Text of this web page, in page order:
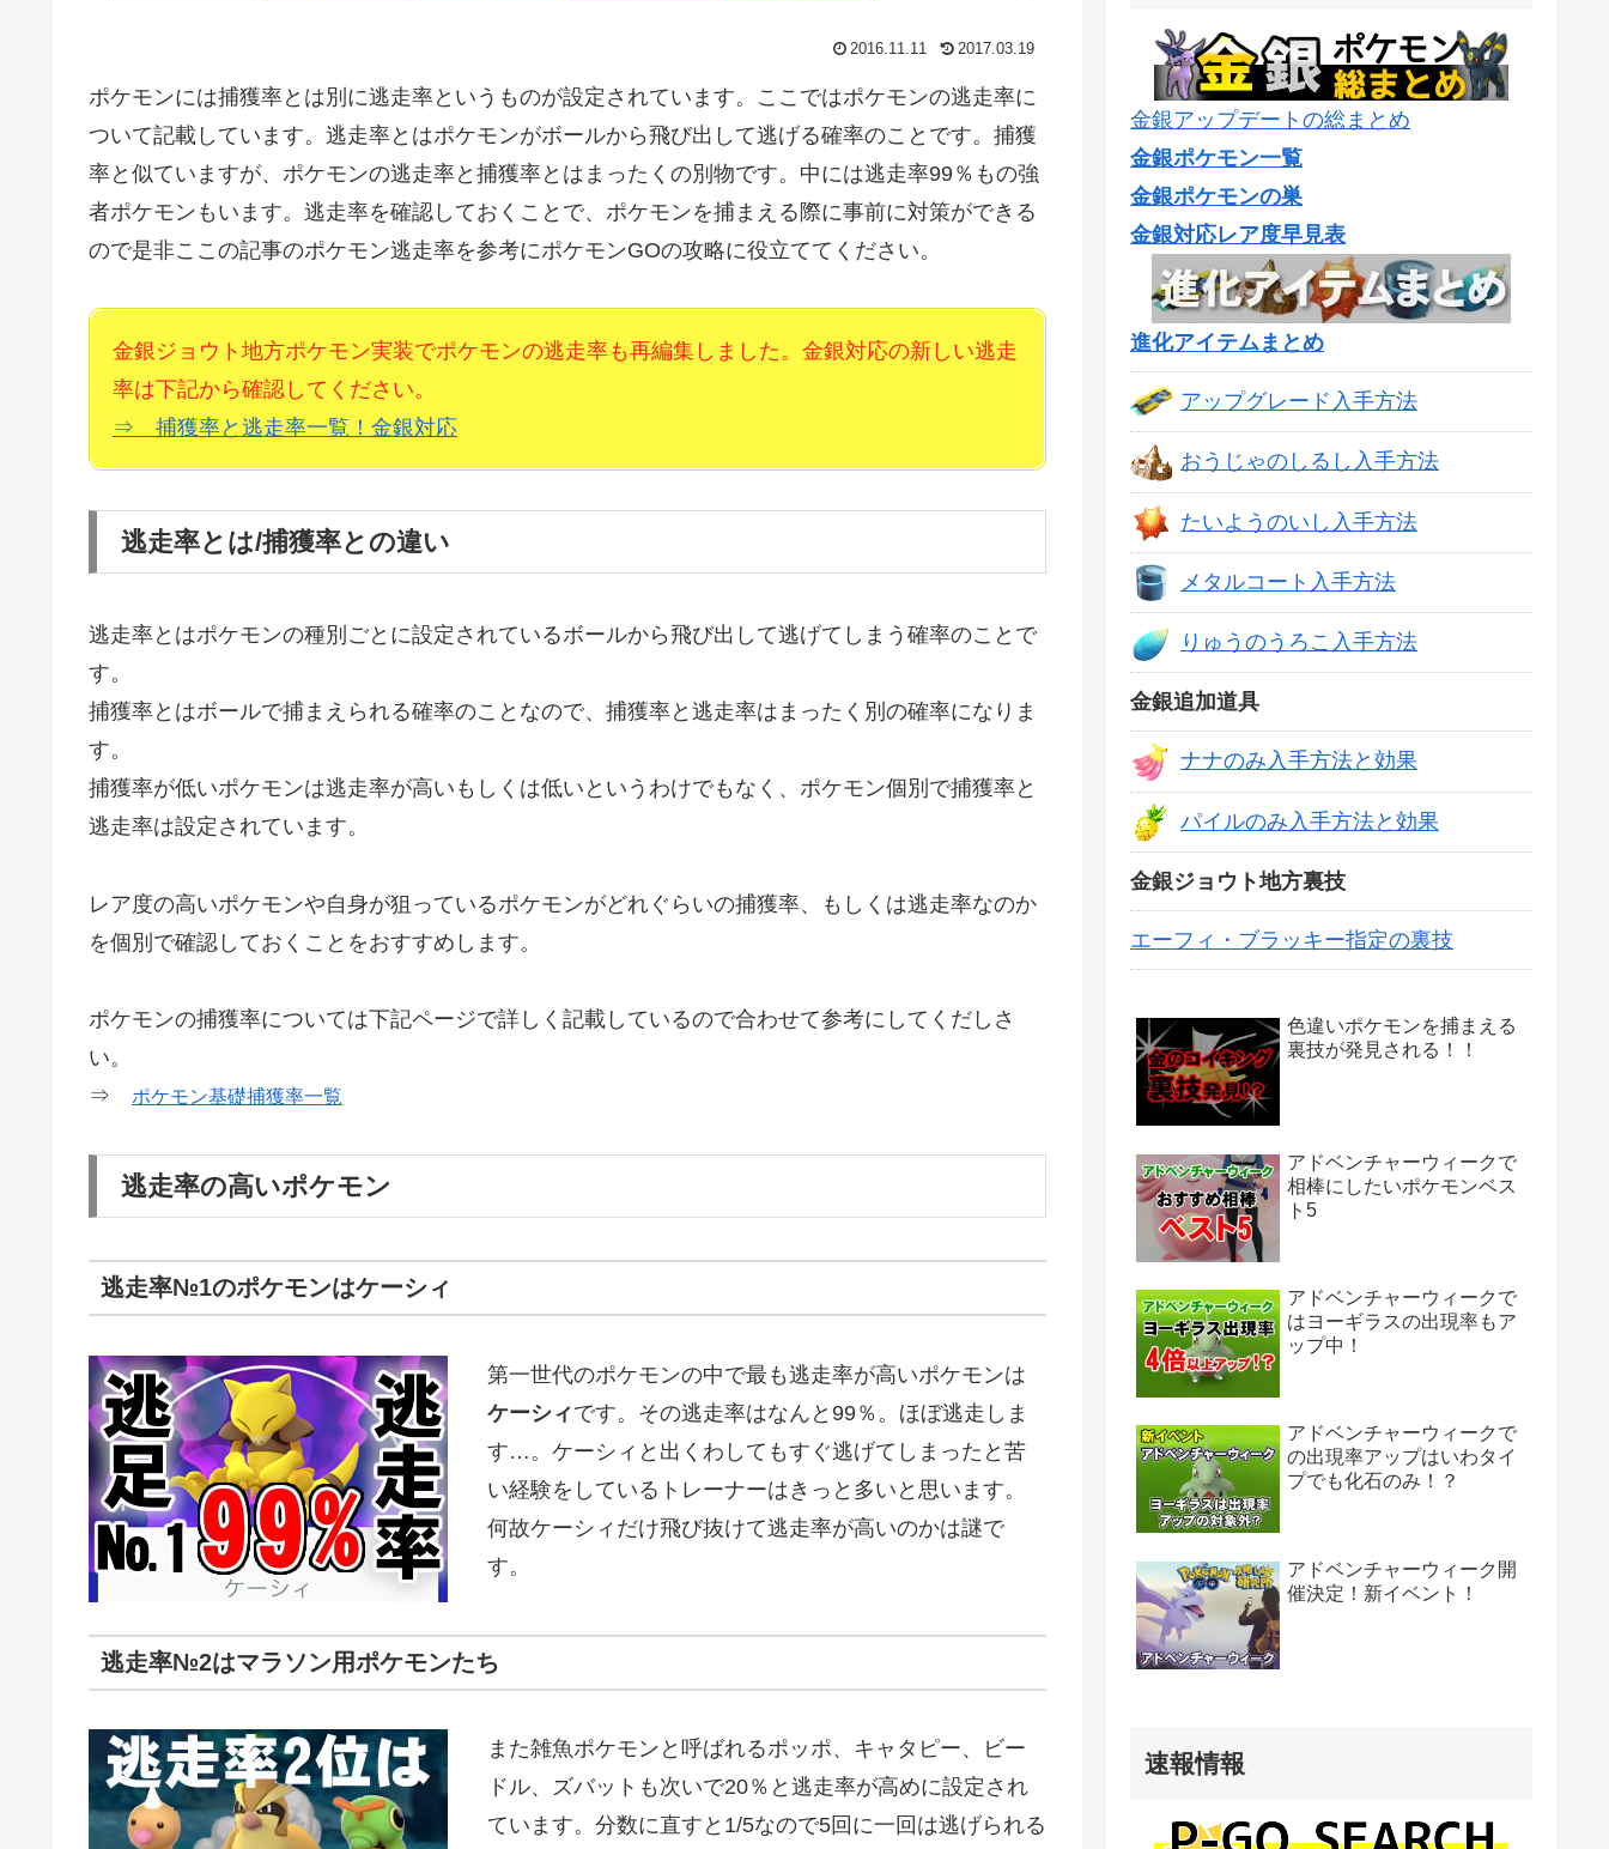
2016.11.11 2017.03.19
ポケモンには捕獲率とは別に逃走率というものが設定されています。ここではポケモンの逃走率に
ついて記載しています。逃走率とはポケモンがボールから飛び出して逃げる確率のことです。捕獲
率と似ていますが、ポケモンの逃走率と捕獲率とはまったくの別物です。中には逃走率99％もの強
者ポケモンもいます。逃走率を確認しておくことで、ポケモンを捕まえる際に事前に対策ができる
ので是非ここの記事のポケモン逃走率を参考にポケモンGOの攻略に役立ててください。
金銀ジョウト地方ポケモン実装でポケモンの逃走率も再編集しました。金銀対応の新しい逃走
率は下記から確認してください。
⇒ 捕獲率と逃走率一覧！金銀対応
逃走率とは/捕獲率との違い
逃走率とはポケモンの種別ごとに設定されているボールから飛び出して逃げてしまう確率のことで
す。
捕獲率とはボールで捕まえられる確率のことなので、捕獲率と逃走率はまったく別の確率になりま
す。
捕獲率が低いポケモンは逃走率が高いもしくは低いというわけでもなく、ポケモン個別で捕獲率と
逃走率は設定されています。
レア度の高いポケモンや自身が狙っているポケモンがどれぐらいの捕獲率、もしくは逃走率なのか
を個別で確認しておくことをおすすめします。
ポケモンの捕獲率については下記ページで詳しく記載しているので合わせて参考にしてくだしさ
い。
⇒
ポケモン基礎捕獲率一覧
逃走率の高いポケモン
逃走率№1のポケモンはケーシィ
第一世代のポケモンの中で最も逃走率が高いポケモンは
ケーシィです。その逃走率はなんと99％。ほぼ逃走しま
す…。ケーシィと出くわしてもすぐ逃げてしまったと苦
い経験をしているトレーナーはきっと多いと思います。
何故ケーシィだけ飛び抜けて逃走率が高いのかは謎で
す。
逃走率№2はマラソン用ポケモンたち
また雑魚ポケモンと呼ばれるポッポ、キャタピー、ビー
ドル、ズバットも次いで20％と逃走率が高めに設定され
ています。分数に直すと1/5なので5回に一回は逃げられる
金銀アップデートの総まとめ
金銀ポケモン一覧
金銀ポケモンの巣
金銀対応レア度早見表
進化アイテムまとめ
アップグレード入手方法
おうじゃのしるし入手方法
たいようのいし入手方法
メタルコート入手方法
りゅうのうろこ入手方法
金銀追加道具
ナナのみ入手方法と効果
パイルのみ入手方法と効果
金銀ジョウト地方裏技
エーフィ・ブラッキー指定の裏技
色違いポケモンを捕まえる
裏技が発見される！！
アドベンチャーウィークで
相棒にしたいポケモンベス
ト5
アドベンチャーウィークで
はヨーギラスの出現率もア
ップ中！
アドベンチャーウィークで
の出現率アップはいわタイ
プでも化石のみ！？
アドベンチャーウィーク開
催決定！新イベント！
速報情報